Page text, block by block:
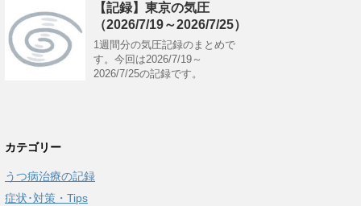
【記録】東京の気圧
（2026/7/19～2026/7/25）
1週間分の気圧記録のまとめで
す。今回は2026/7/19～
2026/7/25の記録です。
カテゴリー
うつ病治療の記録
症状･対策・Tips